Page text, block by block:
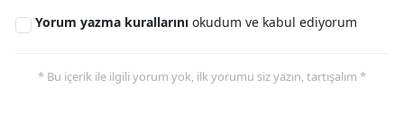
Yorum yazma kurallarını okudum ve kabul ediyorum
* Bu içerik ile ilgili yorum yok, ilk yorumu siz yazın, tartışalım *